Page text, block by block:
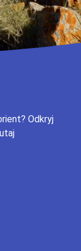
Odkryj